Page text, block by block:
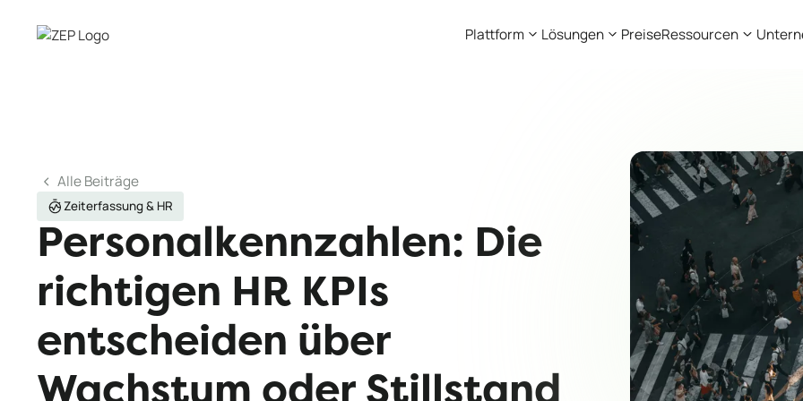
Plattform Lösungen PreiseRessourcen
Alle Beiträge
Zeiterfassung & HR
Personalkennzahlen: Die
richtigen HR KPIs
entscheiden über